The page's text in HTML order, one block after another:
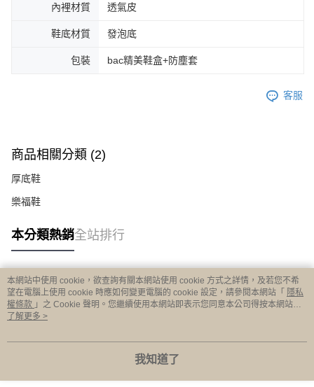
內裡材質 透氣皮
鞋底材質 發泡底
包裝 bac精美鞋盒+防塵套
客服
商品相關分類 (2)
厚底鞋
樂福鞋
本分類熱銷全站排行
熱門標籤
本網站中使用 cookie，欲查詢有關本網站使用 cookie 方式之詳情，及若您不希
望在電腦上使用 cookie 時應如何變更電腦的 cookie 設定，請參閱本網站「 隱私
權條款 」之 Cookie 聲明。您繼續使用本網站即表示您同意本公司得按本網站使
用條款之 Cookie 聲明使用 cookie。
了解更多 >
我知道了